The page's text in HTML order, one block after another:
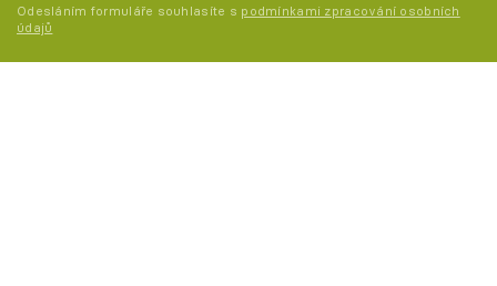
Odesláním formuláře souhlasíte s podmínkami zpracování osobních
údajů